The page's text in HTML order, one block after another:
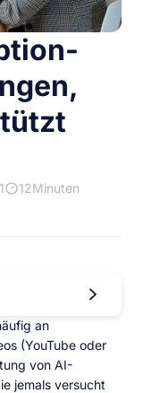
12Minuten
an
(YouTube oder
von AI-
jemals versucht